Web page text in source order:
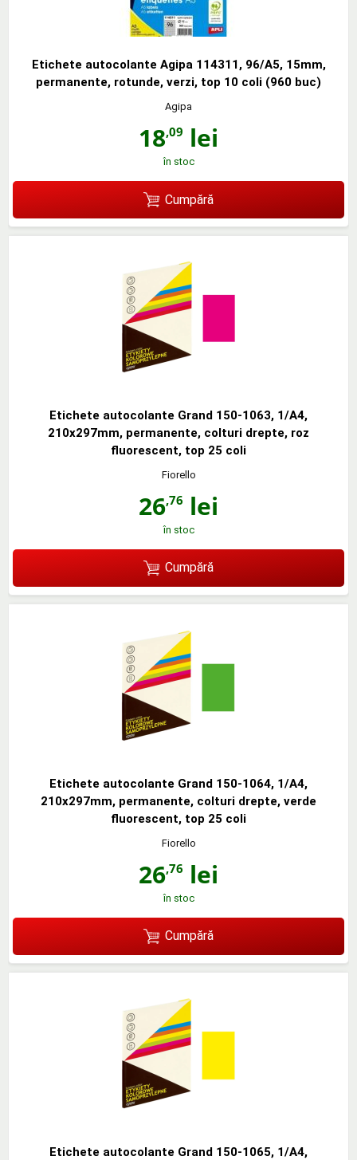
Etichete autocolante Agipa 114311, 96/A5, 15mm,
permanente, rotunde, verzi, top 10 coli (960 buc)
Agipa
18,09 lei
în stoc
Cumpără
Etichete autocolante Grand 150-1063, 1/A4,
210x297mm, permanente, colturi drepte, roz
fluorescent, top 25 coli
Fiorello
26,76 lei
în stoc
Cumpără
Etichete autocolante Grand 150-1064, 1/A4,
210x297mm, permanente, colturi drepte, verde
fluorescent, top 25 coli
Fiorello
26,76 lei
în stoc
Cumpără
Etichete autocolante Grand 150-1065, 1/A4,